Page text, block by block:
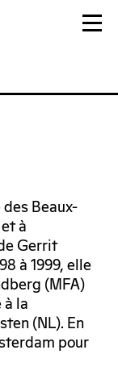
Beaux-
à
Gerrit
à 1999, elle
(MFA)
à la
(NL). En
pour